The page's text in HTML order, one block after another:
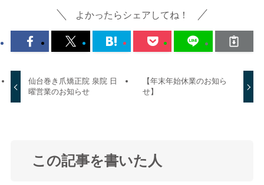
よかったらシェアしてね！
仙台巻き爪矯正院 泉院 日
曜営業のお知らせ
【年末年始休業のお知ら
せ】
この記事を書いた人